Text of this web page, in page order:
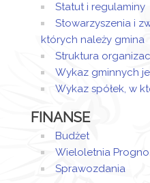
Dodane
załączniki
Obowiązek
informacyjny
Statut i regulaminy
Stowarzyszenia i
których należy gmina
Struktura
Wykaz gminnych
Wykaz spółek, w
FINANSE
Budżet
Wieloletnia
Sprawozdania